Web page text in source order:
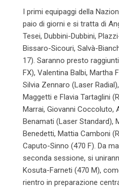
I primi equipaggi della
paio di giorni e si tratta di
Tesei, Dubbini-Dubbini,
Bissaro-Sicouri, Salvà-
17). Saranno presto
FX), Valentina Balbi, Martha
Silvia Zennaro (Laser
Maggetti e Flavia Tartaglini
Marrai, Giovanni Coccoluto,
Benamati (Laser Standard),
Benedetti, Mattia Camboni
Caputo-Sinno (470 F). Da
seconda sessione, si
Kosuta-Farneti (470 M),
rientro in preparazione